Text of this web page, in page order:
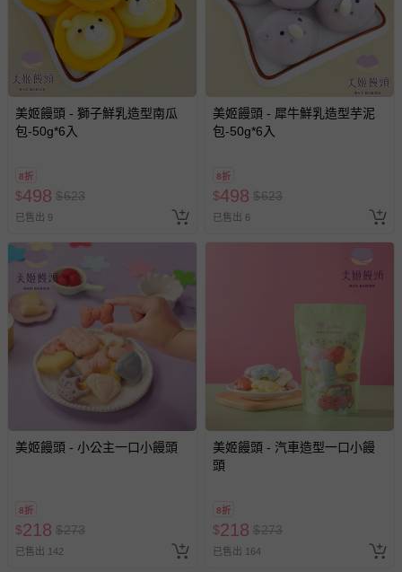
美姬饅頭 - 獅子鮮乳造型南瓜
包-50g*6入
8折
$498 $623
已售出 9
美姬饅頭 - 犀牛鮮乳造型芋泥
包-50g*6入
8折
$498 $623
已售出 6
美姬饅頭 - 小公主一口小饅頭
8折
$218 $273
已售出 142
美姬饅頭 - 汽車造型一口小饅
頭
8折
$218 $273
已售出 164